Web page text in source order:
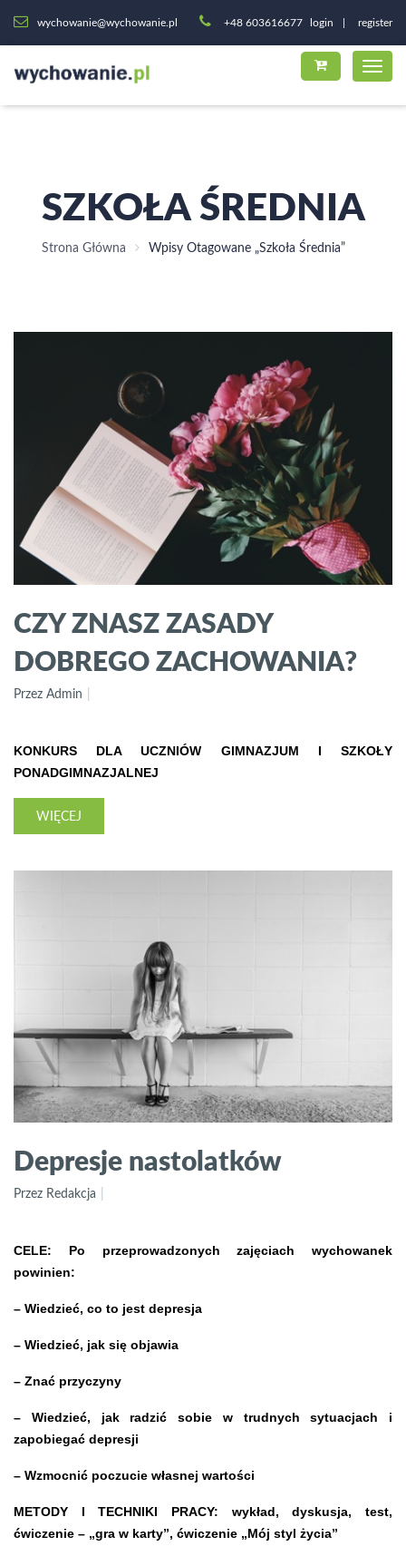
wychowanie@wychowanie.pl +48 603616677 login register
SZKOŁA ŚREDNIA
Strona Główna Wpisy Otagowane „szkoła Średnia”
CZY ZNASZ ZASADY
DOBREGO ZACHOWANIA?
Przez Admin
KONKURS DLA UCZNIÓW GIMNAZJUM I SZKOŁY
PONADGIMNAZJALNEJ
WIĘCEJ
Depresje nastolatków
Przez Redakcja
CELE: Po przeprowadzonych zajęciach wychowanek
powinien:
– Wiedzieć, co to jest depresja
– Wiedzieć, jak się objawia
– Znać przyczyny
– Wiedzieć, jak radzić sobie w trudnych sytuacjach i
zapobiegać depresji
– Wzmocnić poczucie własnej wartości
METODY I TECHNIKI PRACY: wykład, dyskusja, test,
ćwiczenie – „gra w karty”, ćwiczenie „Mój styl życia”